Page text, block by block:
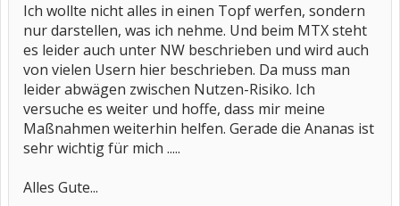
Ich wollte nicht alles in einen Topf werfen, sondern
nur darstellen, was ich nehme. Und beim MTX steht
es leider auch unter NW beschrieben und wird auch
von vielen Usern hier beschrieben. Da muss man
leider abwägen zwischen Nutzen-Risiko. Ich
versuche es weiter und hoffe, dass mir meine
Maßnahmen weiterhin helfen. Gerade die Ananas ist
sehr wichtig für mich .....
Alles Gute...